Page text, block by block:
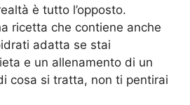
è tutto l’opposto.
ricetta che contiene anche
adatta se stai
e un allenamento di un
cosa si tratta, non ti pentirai